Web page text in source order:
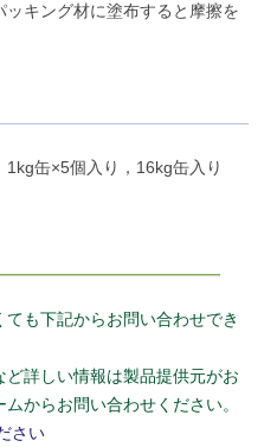
キング材に塗布すると摩擦を
缶×5個入り，16kg缶入り
も下記からお問い合わせでき
詳しい情報は製品提供元がお
からお問い合わせください。
さい